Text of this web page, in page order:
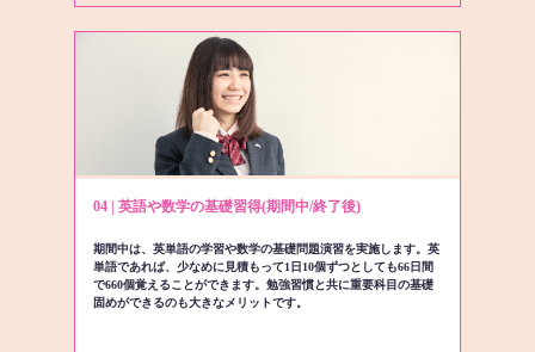
04 | 英語や数学の基礎習得(期間中/終了後)
期間中は、英単語の学習や数学の基礎問題演習を実施します。英
単語であれば、少なめに見積もって1日10個ずつとしても66日間
で660個覚えることができます。勉強習慣と共に重要科目の基礎
固めができるのも大きなメリットです。